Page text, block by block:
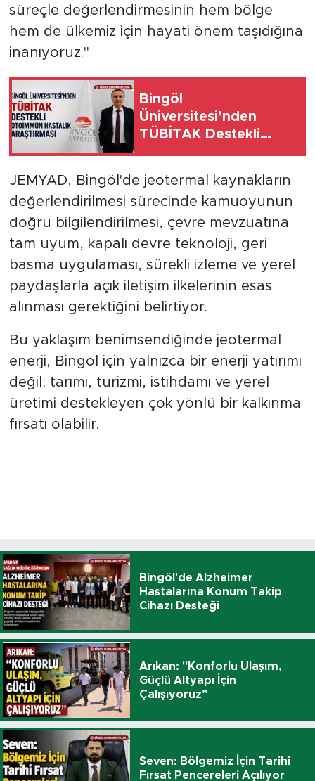
süreçle değerlendirmesinin hem bölge
hem de ülkemiz için hayati önem taşıdığına
inanıyoruz."
Bingöl
Üniversitesi’nden
TÜBİTAK Destekli
JEMYAD, Bingöl'de jeotermal kaynakların
değerlendirilmesi sürecinde kamuoyunun
doğru bilgilendirilmesi, çevre mevzuatına
tam uyum, kapalı devre teknoloji, geri
basma uygulaması, sürekli izleme ve yerel
paydaşlarla açık iletişim ilkelerinin esas
alınması gerektiğini belirtiyor.
Bu yaklaşım benimsendiğinde jeotermal
enerji, Bingöl için yalnızca bir enerji yatırımı
değil; tarımı, turizmi, istihdamı ve yerel
üretimi destekleyen çok yönlü bir kalkınma
fırsatı olabilir.
Bingöl'de Alzheimer
Hastalarına Konum Takip
Cihazı Desteği
Arıkan: "Konforlu Ulaşım,
Güçlü Altyapı İçin
Çalışıyoruz”
Seven: Bölgemiz İçin Tarihi
Fırsat Pencereleri Açılıyor